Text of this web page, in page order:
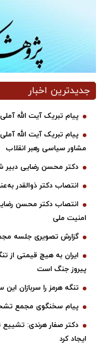
جدیدترین اخبار
پیام تبریک آیت الله
پیام تبریک آیت الله
مشاور سیاسی رهبر انقلاب
دکتر محسن رضایی دبیر
انتصاب دکتر ذوالقدر
انتصاب دکتر محسن
امنیت ملی
گزارش تصویری جلسه مجمع
ایران به هیچ قیمتی از
پیروز جنگ است
تنگه هرمز را سربازان
پیام سخنگوی مجمع
دکتر صفار هرندی: تشییع
ایجاد کرد